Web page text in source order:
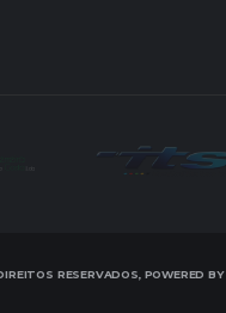
RESERVADOS, POWERED BY